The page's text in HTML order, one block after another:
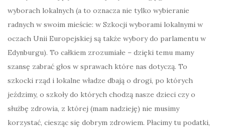
wyborach lokalnych (a to oznacza nie tylko wybieranie
radnych w swoim mieście: w Szkocji wyborami lokalnymi w
oczach Unii Europejskiej są także wybory do parlamentu w
Edynburgu). To całkiem zrozumiałe – dzięki temu mamy
szansę zabrać głos w sprawach które nas dotyczą. To
szkocki rząd i lokalne władze dbają o drogi, po których
jeździmy, o szkoły do których chodzą nasze dzieci czy o
służbę zdrowia, z której (mam nadzieję) nie musimy
korzystać, ciesząc się dobrym zdrowiem. Płacimy tu podatki,